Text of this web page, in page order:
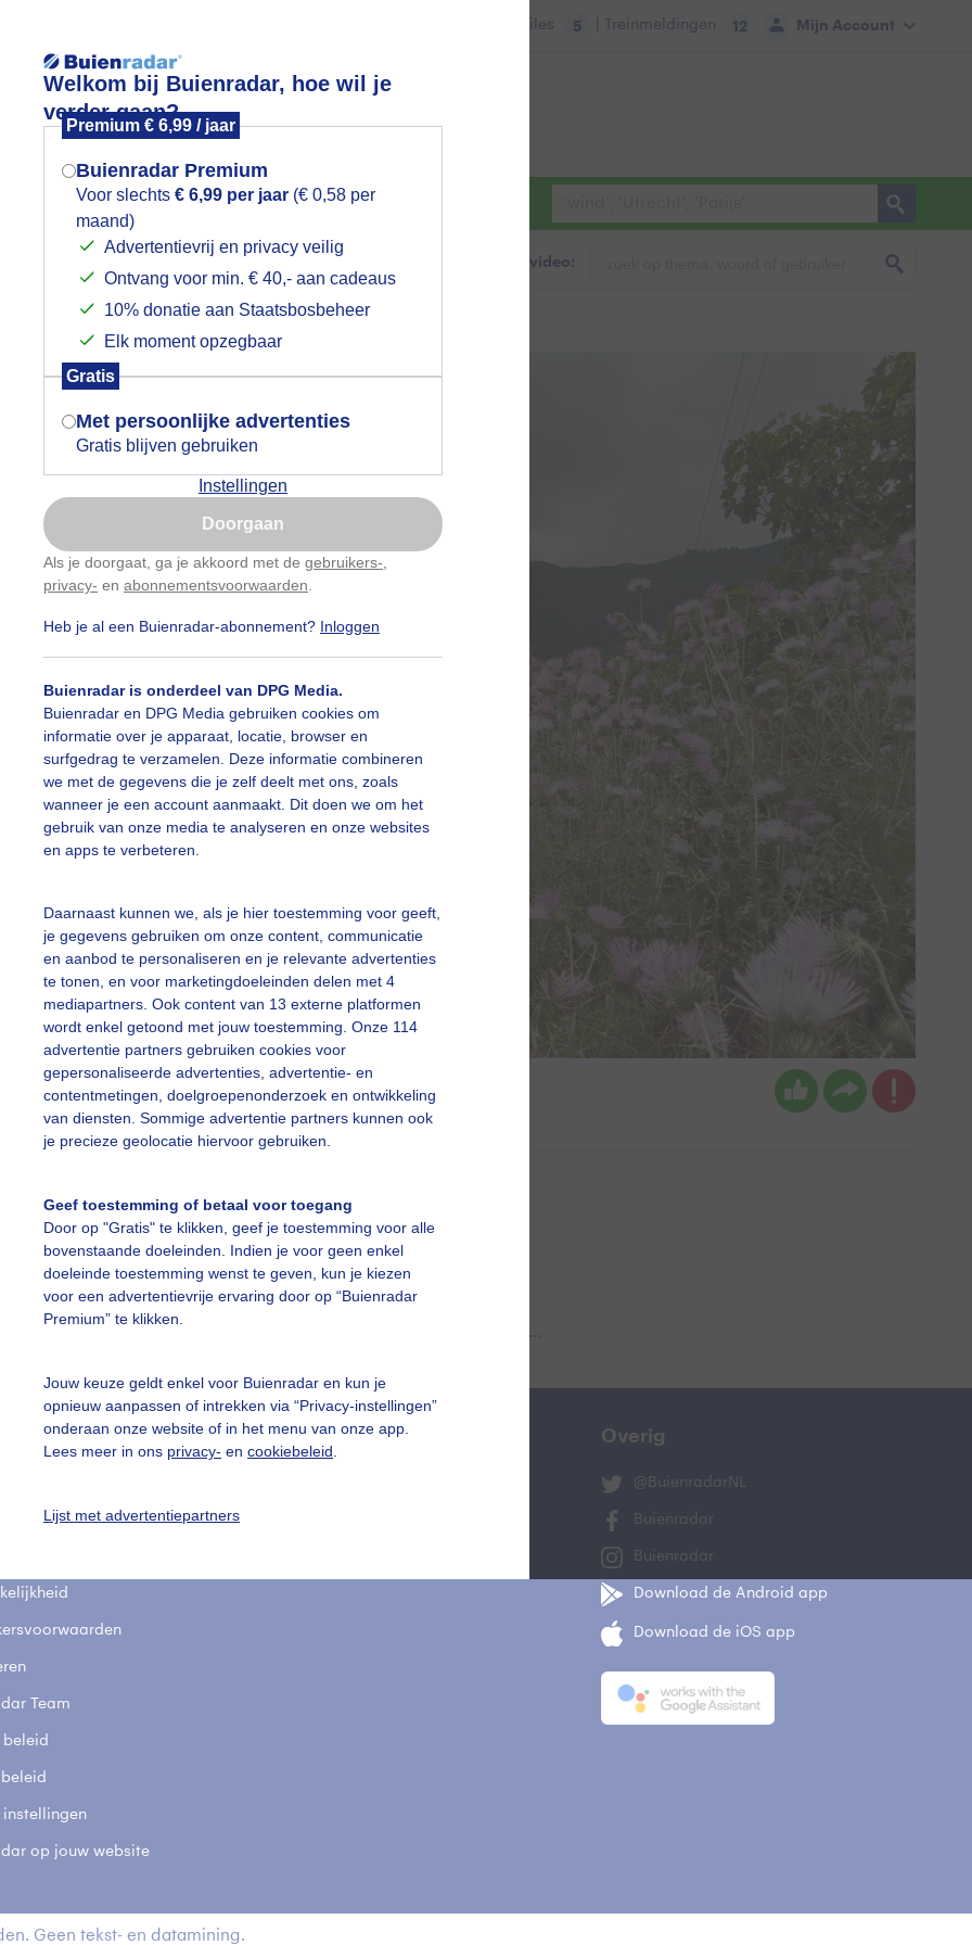
Welkom bij Buienradar, hoe wil je
verder gaan?
Premium € 6,99 / jaar
Buienradar Premium
Voor slechts € 6,99 per jaar (€ 0,58 per
maand)
Advertentievrij en privacy veilig
Ontvang voor min. € 40,- aan cadeaus
10% donatie aan Staatsbosbeheer
Elk moment opzegbaar
Gratis
Met persoonlijke advertenties
Gratis blijven gebruiken
Instellingen
Doorgaan
Als je doorgaat, ga je akkoord met de gebruikers-
privacy- en abonnementsvoorwaarden
Heb je al een Buienradar-abonnement? Inloggen
Buienradar is onderdeel van DPG Media.
Buienradar en DPG Media gebruiken cookies om
informatie over je apparaat, locatie, browser en
surfgedrag te verzamelen. Deze informatie combineren
we met de gegevens die je zelf deelt met ons, zoals
wanneer je een account aanmaakt. Dit doen we om het
gebruik van onze media te analyseren en onze websites
en apps te verbeteren.
Daarnaast kunnen we, als je hier toestemming voor geeft,
je gegevens gebruiken om onze content, communicatie
en aanbod te personaliseren en je relevante advertenties
te tonen, en voor marketingdoeleinden delen met 4
mediapartners. Ook content van 13 externe platformen
wordt enkel getoond met jouw toestemming. Onze 114
advertentie partners gebruiken cookies voor
gepersonaliseerde advertenties, advertentie- en
contentmetingen, doelgroepenonderzoek en ontwikkeling
van diensten. Sommige advertentie partners kunnen ook
je precieze geolocatie hiervoor gebruiken.
Geef toestemming of betaal voor toegang
Door op "Gratis" te klikken, geef je toestemming voor alle
bovenstaande doeleinden. Indien je voor geen enkel
doeleinde toestemming wenst te geven, kun je kiezen
voor een advertentievrije ervaring door op “Buienradar
Premium” te klikken.
Jouw keuze geldt enkel voor Buienradar en kun je
opnieuw aanpassen of intrekken via “Privacy-instellingen”
onderaan onze website of in het menu van onze app.
Lees meer in ons privacy- en cookiebeleid
Lijst met advertentiepartners
Mijn Account
Files 5 | Treinmeldingen 12
Foto en video Weerzine
Zoeken in foto & video:
Petr Dorunda Gemaakt: 10-05-2026, 47x bekeken
vragen
Team
beleid
instellingen
op jouw website
Mijn weer Overig
@BuienradarNL
Buienradar
Buienradar
Download de Android app
Download de iOS app
Geen tekst- en datamining.
Mogen we je locatie gebruiken voor
het weer?
Indien je hier nog geen akkoord op hebt
gegeven, verschijnt er zo een pop-up uit
je browser waarin deze toestemming
gevraagd wordt.
Is goed, toon de popup
Nu niet, misschien later
Gebruik je Safari en wil je niet elke dag deze pop-up
Klikhierom dit aan te passen